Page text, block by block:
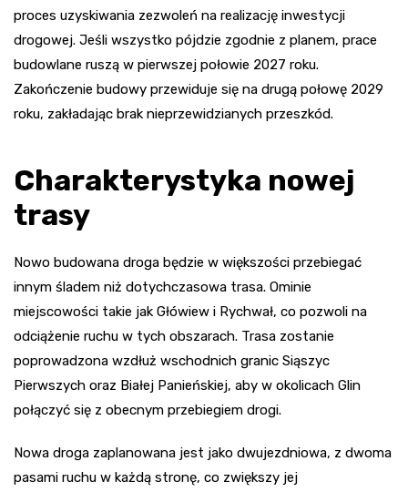
proces uzyskiwania zezwoleń na realizację inwestycji
drogowej. Jeśli wszystko pójdzie zgodnie z planem, prace
budowlane ruszą w pierwszej połowie 2027 roku.
Zakończenie budowy przewiduje się na drugą połowę 2029
roku, zakładając brak nieprzewidzianych przeszkód.
Charakterystyka nowej
trasy
Nowo budowana droga będzie w większości przebiegać
innym śladem niż dotychczasowa trasa. Ominie
miejscowości takie jak Główiew i Rychwał, co pozwoli na
odciążenie ruchu w tych obszarach. Trasa zostanie
poprowadzona wzdłuż wschodnich granic Siąszyc
Pierwszych oraz Białej Panieńskiej, aby w okolicach Glin
połączyć się z obecnym przebiegiem drogi.
Nowa droga zaplanowana jest jako dwujezdniowa, z dwoma
pasami ruchu w każdą stronę, co zwiększy jej